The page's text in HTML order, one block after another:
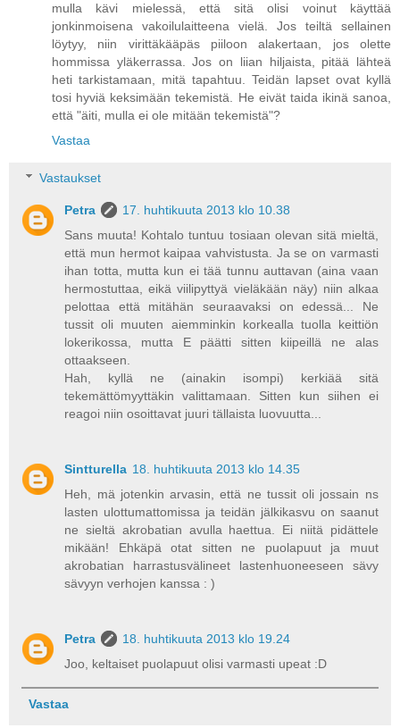
mulla kävi mielessä, että sitä olisi voinut käyttää
jonkinmoisena vakoilulaitteena vielä. Jos teiltä sellainen
löytyy, niin virittäkääpäs piiloon alakertaan, jos olette
hommissa yläkerrassa. Jos on liian hiljaista, pitää lähteä
heti tarkistamaan, mitä tapahtuu. Teidän lapset ovat kyllä
tosi hyviä keksimään tekemistä. He eivät taida ikinä sanoa,
että "äiti, mulla ei ole mitään tekemistä"?
Vastaa
Vastaukset
Petra
17. huhtikuuta 2013 klo 10.38
Sans muuta! Kohtalo tuntuu tosiaan olevan sitä mieltä,
että mun hermot kaipaa vahvistusta. Ja se on varmasti
ihan totta, mutta kun ei tää tunnu auttavan (aina vaan
hermostuttaa, eikä viilipyttyä vieläkään näy) niin alkaa
pelottaa että mitähän seuraavaksi on edessä... Ne
tussit oli muuten aiemminkin korkealla tuolla keittiön
lokerikossa, mutta E päätti sitten kiipeillä ne alas
ottaakseen.
Hah, kyllä ne (ainakin isompi) kerkiää sitä
tekemättömyyttäkin valittamaan. Sitten kun siihen ei
reagoi niin osoittavat juuri tällaista luovuutta...
Sintturella 18. huhtikuuta 2013 klo 14.35
Heh, mä jotenkin arvasin, että ne tussit oli jossain ns
lasten ulottumattomissa ja teidän jälkikasvu on saanut
ne sieltä akrobatian avulla haettua. Ei niitä pidättele
mikään! Ehkäpä otat sitten ne puolapuut ja muut
akrobatian harrastusvälineet lastenhuoneeseen sävy
sävyyn verhojen kanssa : )
Petra
18. huhtikuuta 2013 klo 19.24
Joo, keltaiset puolapuut olisi varmasti upeat :D
Vastaa